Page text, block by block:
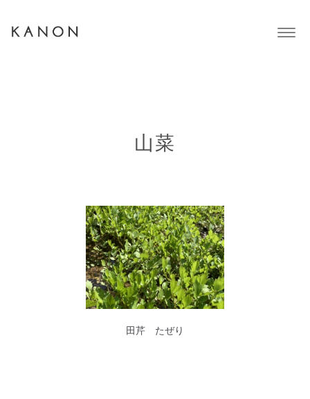
山菜
田芹 たぜり